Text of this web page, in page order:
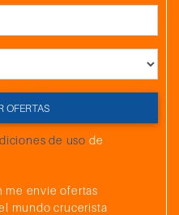
OBTENER OFERTAS
de uso de
me envíe ofertas
mundo crucerista